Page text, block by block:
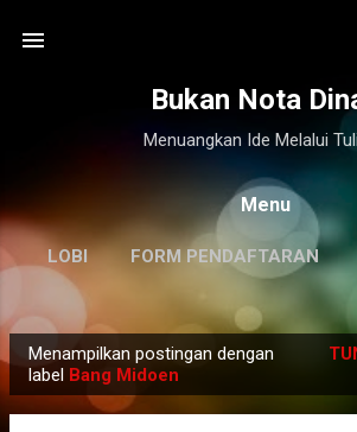
Bukan Nota
Menuangkan Ide Melalui
Menu
LOBI FORM PENDAFTARAN
P
o
Menampilkan postingan dengan
label Bang Midoen